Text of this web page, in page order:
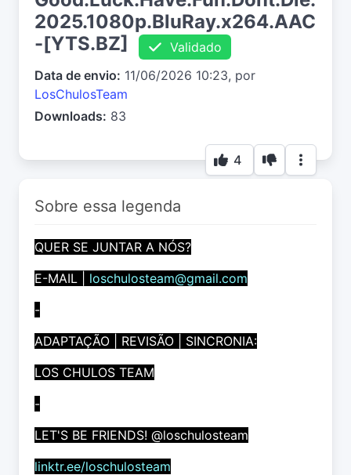
2025.1080p.BluRay.x264.AAC
-[YTS.BZ]
Validado
Data de envio: 11/06/2026 10:23, por
LosChulosTeam
Downloads: 83
4
Sobre essa legenda
QUER SE JUNTAR A NÓS?
E-MAIL |
loschulosteam@gmail.com
-
ADAPTAÇÃO | REVISÃO | SINCRONIA:
LOS CHULOS TEAM
-
LET'S BE FRIENDS! @loschulosteam
linktr.ee/loschulosteam